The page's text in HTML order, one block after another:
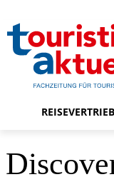
REISEVERTRIEB